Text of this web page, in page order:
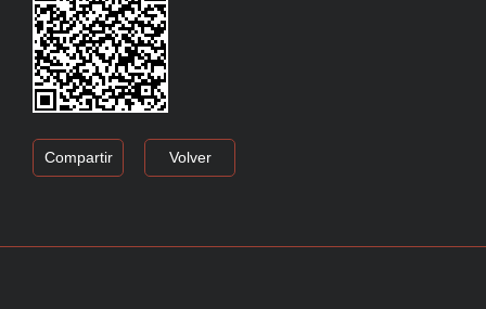
Compartir Volver